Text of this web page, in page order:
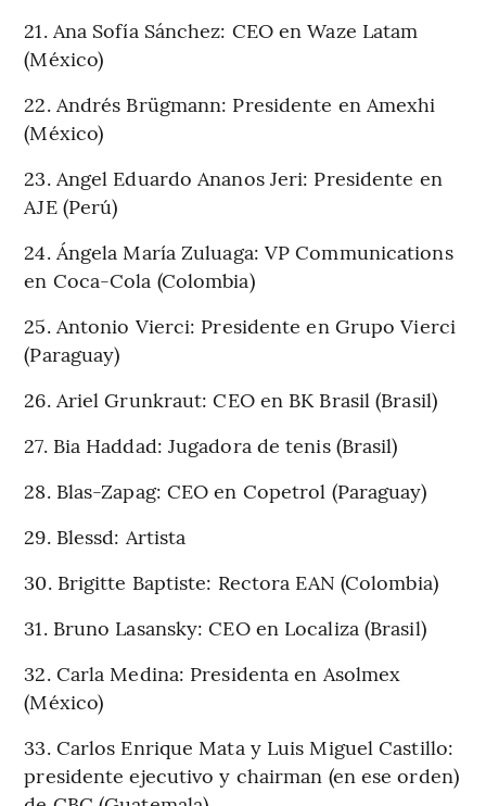
21. Ana Sofía Sánchez: CEO en Waze Latam
(México)
22. Andrés Brügmann: Presidente en Amexhi
(México)
23. Angel Eduardo Ananos Jeri: Presidente en
AJE (Perú)
24. Ángela María Zuluaga: VP Communications
en Coca-Cola (Colombia)
25. Antonio Vierci: Presidente en Grupo Vierci
(Paraguay)
26. Ariel Grunkraut: CEO en BK Brasil (Brasil)
27. Bia Haddad: Jugadora de tenis (Brasil)
28. Blas-Zapag: CEO en Copetrol (Paraguay)
29. Blessd: Artista
30. Brigitte Baptiste: Rectora EAN (Colombia)
31. Bruno Lasansky: CEO en Localiza (Brasil)
32. Carla Medina: Presidenta en Asolmex
(México)
33. Carlos Enrique Mata y Luis Miguel Castillo:
presidente ejecutivo y chairman (en ese orden)